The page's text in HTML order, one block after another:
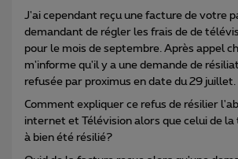
J'ai cependant reçu une facture de votre
demandant de régler les frais de de
pour le mois de septembre. Après appel
m'informe qu'il y a une demande de
refusée par proximus en date du 29 juillet.
Comment expliquer ce refus de résilier
internet et Télévision alors que celui de
à bien été résilié?